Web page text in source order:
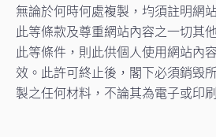
無論於何時何處複製，均須註明網
此等條款及尊重網站內容之一切其
此等條件，則此供個人使用網站內
效。此許可終止後，閣下必須銷毁
製之任何材料，不論其為電子或印